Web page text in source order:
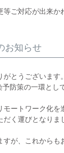
ご対応が出来か
お知らせ
とうございます。
防策の一環とし
ートワーク化
く運びとなりま
が、これから